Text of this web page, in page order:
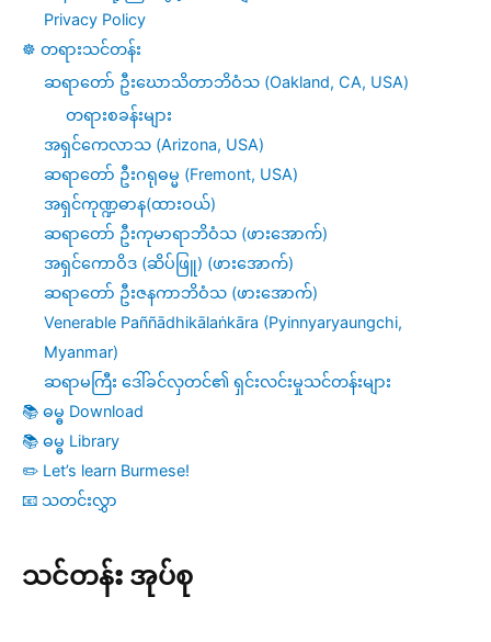
Privacy Policy
☸️ တရားသင်တန်း
ဆရာတော် ဦးဃောသိတာဘိဝံသ (Oakland, CA, USA)
တရားစခန်းများ
အရှင်ကေလာသ (Arizona, USA)
ဆရာတော် ဦးဂရုဓမ္မ (Fremont, USA)
အရှင်ကုဏ္ဍဓာန(ထားဝယ်)
ဆရာတော် ဦးကုမာရာဘိဝံသ (ဖားအောက်)
အရှင်ကောဝိဒ (ဆိပ်ဖြူ) (ဖားအောက်)
ဆရာတော် ဦးဇနကာဘိဝံသ (ဖားအောက်)
Venerable Paññādhikālaṅkāra (Pyinnyaryaungchi,
Myanmar)
ဆရာမကြီး ဒေါ်ခင်လှတင်၏ ရှင်းလင်းမှုသင်တန်းများ
📚 ဓမ္ဓ Download
📚 ဓမ္ဓ Library
✏️ Let’s learn Burmese!
📧 သတင်းလွှာ
သင်တန်း အုပ်စု